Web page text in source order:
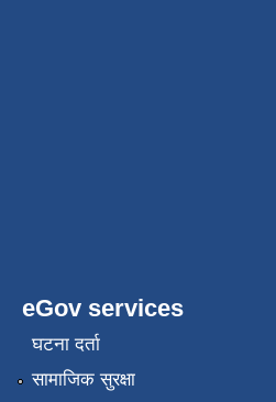
eGov services
घटना दर्ता
सामाजिक सुरक्षा